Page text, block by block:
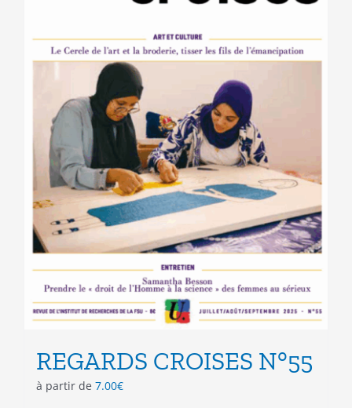
REGARDS CROISES N°55
à partir de 7.00€